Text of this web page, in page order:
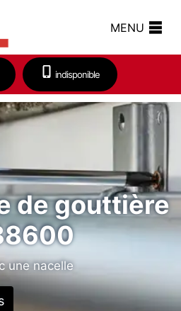
MENU
indisponible
de gouttière
une nacelle